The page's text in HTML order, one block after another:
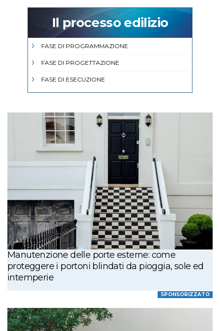
Il processo edilizio
FASE DI PROGRAMMAZIONE
FASE DI PROGETTAZIONE
FASE DI ESECUZIONE
Manutenzione delle porte esterne: come
proteggere i portoni blindati da pioggia, sole ed
intemperie
SPONSORIZZATO